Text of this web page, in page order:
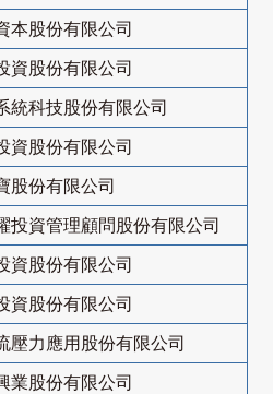
本股份有限公司
資股份有限公司
統科技股份有限公司
資股份有限公司
股份有限公司
投資管理顧問股份有限公司
資股份有限公司
資股份有限公司
壓力應用股份有限公司
業股份有限公司